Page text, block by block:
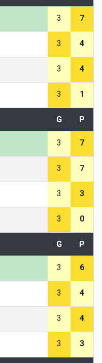
3 7
3 4
3 4
3 1
G P
3 7
3 7
3 3
3 0
G P
3 6
3 4
3 4
3 3